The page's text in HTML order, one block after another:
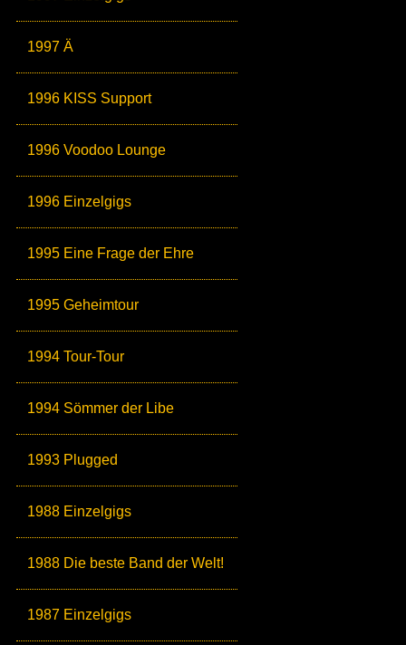
1997 Ä
1996 KISS Support
1996 Voodoo Lounge
1996 Einzelgigs
1995 Eine Frage der Ehre
1995 Geheimtour
1994 Tour-Tour
1994 Sömmer der Libe
1993 Plugged
1988 Einzelgigs
1988 Die beste Band der Welt!
1987 Einzelgigs